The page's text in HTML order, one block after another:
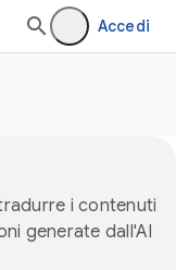
Accedi
i contenuti
generate dall'AI